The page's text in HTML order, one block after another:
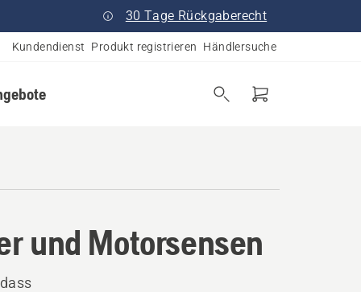
30 Tage Rückgaberecht
Kundendienst Produkt registrieren Händlersuche
und Motorsensen